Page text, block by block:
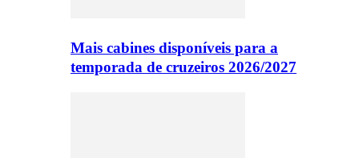
Mais cabines disponíveis para a
temporada de cruzeiros 2026/2027